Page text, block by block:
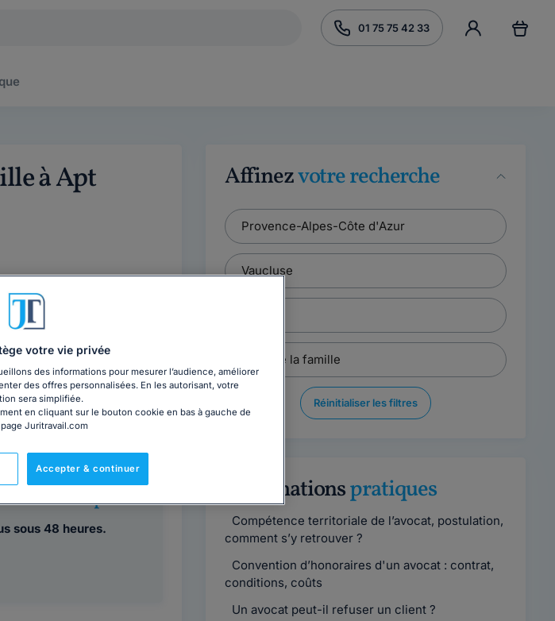
01 75 75 42 33
à Apt
Contacter cet avocat
cabinet à Apt ?
sous 48 heures.
Affinezvotre recherche
Réinitialiser les filtres
Informationspratiques
Compétence territoriale de l’avocat, postulation,
comment s’y retrouver ?
Convention d’honoraires d'un avocat : contrat,
conditions, coûts
Un avocat peut-il refuser un client ?
votre vie privée
des informations pour mesurer l’audience, améliorer
des offres personnalisées. En les autorisant, votre
sera simplifiée.
en cliquant sur le bouton cookie en bas à gauche de
Juritravail.com
Accepter & continuer